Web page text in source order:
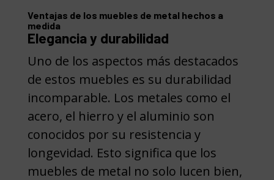
Ventajas de los muebles de metal hechos a
medida
Elegancia y durabilidad
Uno de los aspectos más destacados
de estos muebles es su durabilidad
incomparable. Los metales como el
acero, el hierro y el aluminio son
conocidos por su resistencia y
longevidad. Esto significa que los
muebles de metal no solo lucen bien,